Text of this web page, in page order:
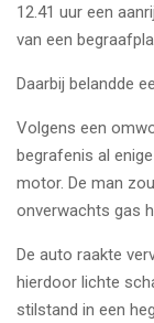
12.41 uur een
van een
Daarbij belandde
Volgens een
begrafenis al
motor. De man
onverwachts gas
De auto raakte
hierdoor lichte
stilstand in een